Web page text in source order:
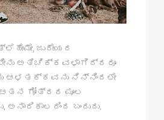
ಜುದೇಯದ
ಅತಿಚಿಕ್ಕವಳಾಗಿದ್ದರೂ
ಆಳತಕ್ಕವನು ನಿನ್ನಿಂದಲೇ
ಗೋತ್ರದ ಮೂಲ
ಅನಾದಿಕಾಲದಿಂದ ಬಂದುದು.